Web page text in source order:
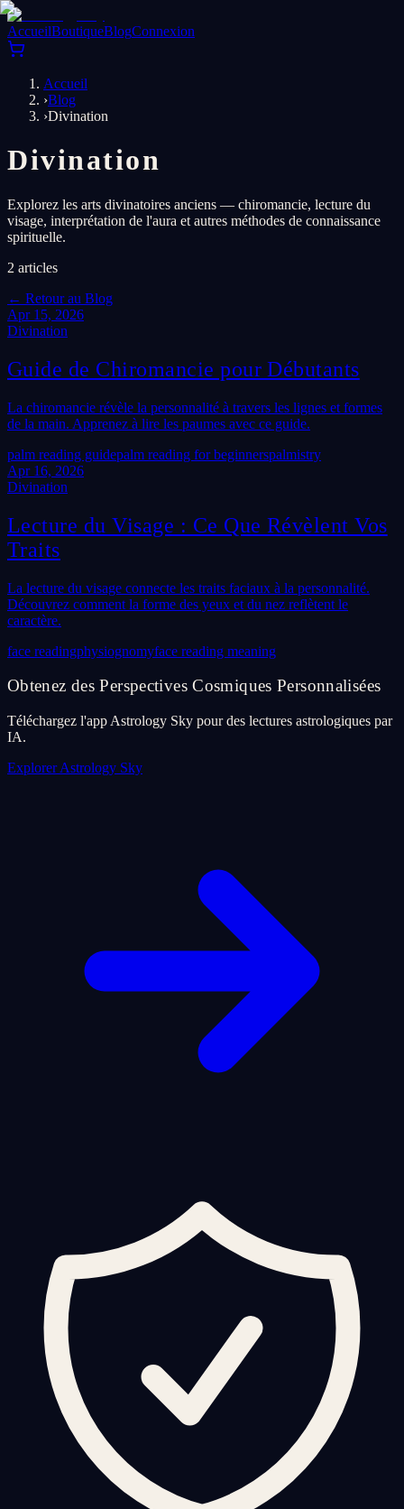
AccueilBoutiqueBlogConnexion
Accueil
›Blog
›Divination
Divination
Explorez les arts divinatoires anciens — chiromancie, lecture du
visage, interprétation de l'aura et autres méthodes de connaissance
spirituelle.
2 articles
← Retour au Blog
Apr 15, 2026
Divination
Guide de Chiromancie pour Débutants
La chiromancie révèle la personnalité à travers les lignes et formes
de la main. Apprenez à lire les paumes avec ce guide.
palm reading guidepalm reading for beginnerspalmistry
Apr 16, 2026
Divination
Lecture du Visage : Ce Que Révèlent Vos
Traits
La lecture du visage connecte les traits faciaux à la personnalité.
Découvrez comment la forme des yeux et du nez reflètent le
caractère.
face readingphysiognomyface reading meaning
Obtenez des Perspectives Cosmiques Personnalisées
Téléchargez l'app Astrology Sky pour des lectures astrologiques par
IA.
Explorer Astrology Sky